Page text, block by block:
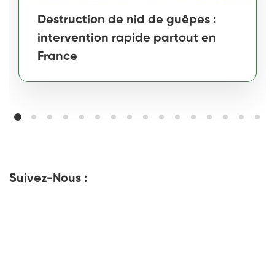
Destruction de nid de guêpes :
intervention rapide partout en
France
Suivez-Nous :